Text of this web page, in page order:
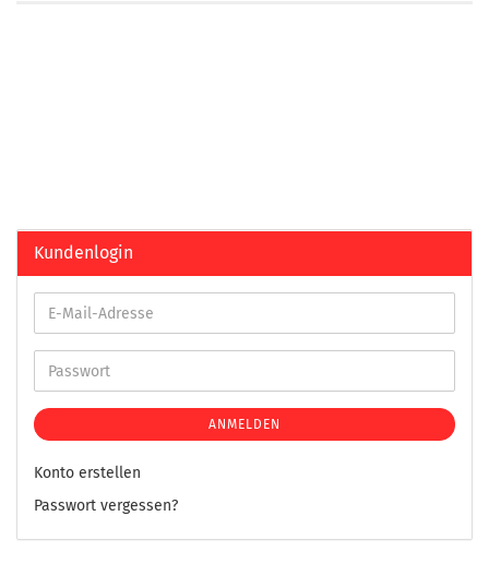
Kundenlogin
ANMELDEN
Konto erstellen
Passwort vergessen?